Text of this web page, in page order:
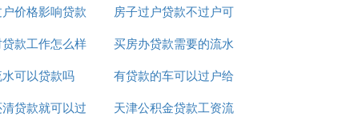
状况等不符合银行贷款要求导致贷款
意思
作吗
价格影响贷款
金额么
房子过户贷款不过户可
以不
款工作怎么样
买房办贷款需要的流水
账哪能办
水可以贷款吗
有贷款的车可以过户给
我老婆么
贷款就可以过
天津公积金贷款工资流